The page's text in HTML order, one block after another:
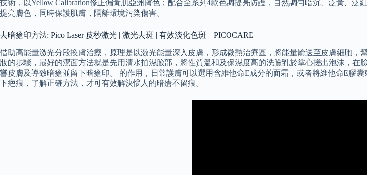
技術，以Yellow Calibration修正偏黃肌亞洲膚色；配合全系列4款色調提亮防護，自然調勻暗沉、泛黃、
提亮膚色，同時保護肌膚，隔離環境污染傷害。
去暗瘡印方法: Pico Laser 皮秒激光 | 激光去斑 | 有效淡化色斑 – PICOCARE
借助高能量激光分段換膚治療，原理是以激光能量深入皮膚，形成微熱治療區，將能量輸送至皮膚細胞
妝的步驟，最好的潔面方法就是先用清水拍濕臉部，將性質溫和及保濕度高的洗臉乳於掌心搓出泡沫，
響皮膚及導致暗瘡並留下暗瘡印。 的作用，日常護膚可以選用含維他命E成分的面霜，或者將維他命E膠
下疤痕，了解正確方法，才可有效解決惱人的暗瘡不留痕。